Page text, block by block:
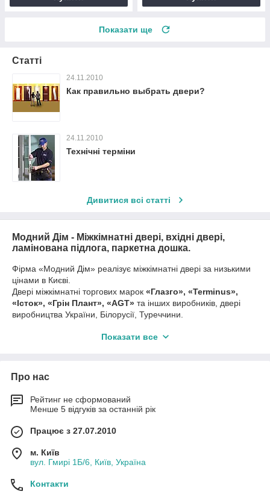
Показати ще
Статті
24.11.2010
Как правильно выбрать двери?
24.11.2010
Технічні терміни
Дивитися всі статті
Модний Дім - Міжкімнатні двері, вхідні двері,
ламінована підлога, паркетна дошка.
Фірма «Модний Дім» реалізує міжкімнатні двері за низькими
цінами в Києві.
Двері міжкімнатні торгових марок «Глазго», «Terminus»,
«Істок», «Грін Плант», «AGT» та інших виробників, двері
виробництва України, Білорусії, Туреччини.
*Умовою акції є наявність товару як у нас, так і в іншому
магазині, ціна в іншому магазині повинна бути актуальна.
(044) 33-11-895
(067) 266-30-78
(095) 347-76-74
Завжди раді допомогти!
Показати все
Про нас
Рейтинг не сформований
Менше 5 відгуків за останній рік
Працює з 27.07.2010
м. Київ
вул. Гмирі 1Б/6, Київ, Україна
Контакти